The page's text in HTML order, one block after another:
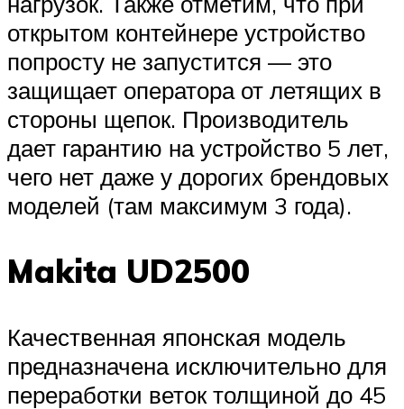
открытом контейнере устройство
попросту не запустится — это
защищает оператора от летящих в
стороны щепок. Производитель
дает гарантию на устройство 5 лет,
чего нет даже у дорогих брендовых
моделей (там максимум 3 года).
Makita UD2500
Качественная японская модель
предназначена исключительно для
переработки веток толщиной до 45